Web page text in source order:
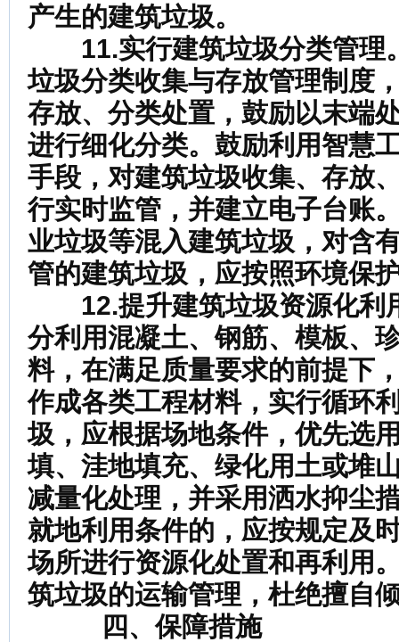
产生的建筑垃圾。
11.实行建筑垃圾分类管理
垃圾分类收集与存放管理制度
存放、分类处置， 鼓励以末端
进行细化分类。鼓励利用智慧
手段，对建筑垃圾收集、存放
行实时监管，并建立电子台账
业垃圾等混入建筑垃圾，对含
管的建筑垃圾，应按照环境保
12.提升建筑垃圾资源化利
分利用混凝土、钢筋、模板、
料，在满足质量要求的前提下
作成各类工程材料，实行循环
圾，应根据场地条件，优先选
填、洼地填充、绿化用土或堆
减量化处理，并采用洒水抑尘
就地利用条件的，应按规定及
场所进行资源化处置和再利用
筑垃圾的运输管理，杜绝擅自
四、保障措施